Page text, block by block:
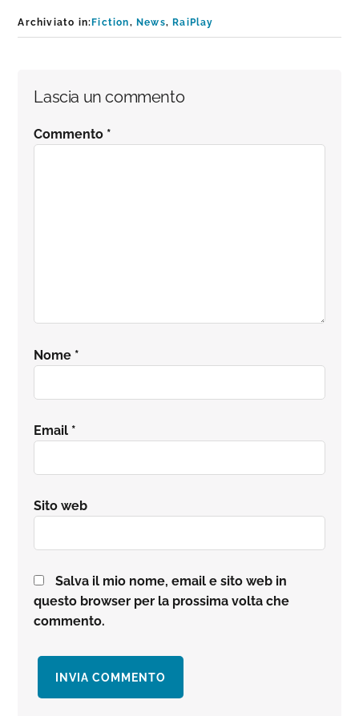
Archiviato in: Fiction, News, RaiPlay
Interazioni
del
Lascia un commento
Commento *
Nome *
Email *
Sito web
Salva il mio nome, email e sito web in
questo browser per la prossima volta che
commento.